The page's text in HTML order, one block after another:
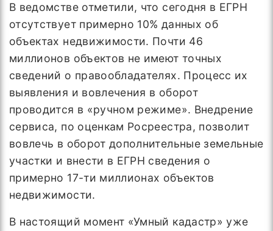
В ведомстве отметили, что сегодня в ЕГРН
отсутствует примерно 10% данных об
объектах недвижимости. Почти 46
миллионов объектов не имеют точных
сведений о правообладателях. Процесс их
выявления и вовлечения в оборот
проводится в «ручном режиме». Внедрение
сервиса, по оценкам Росреестра, позволит
вовлечь в оборот дополнительные земельные
участки и внести в ЕГРН сведения о
примерно 17-ти миллионах объектов
недвижимости.
В настоящий момент «Умный кадастр» уже